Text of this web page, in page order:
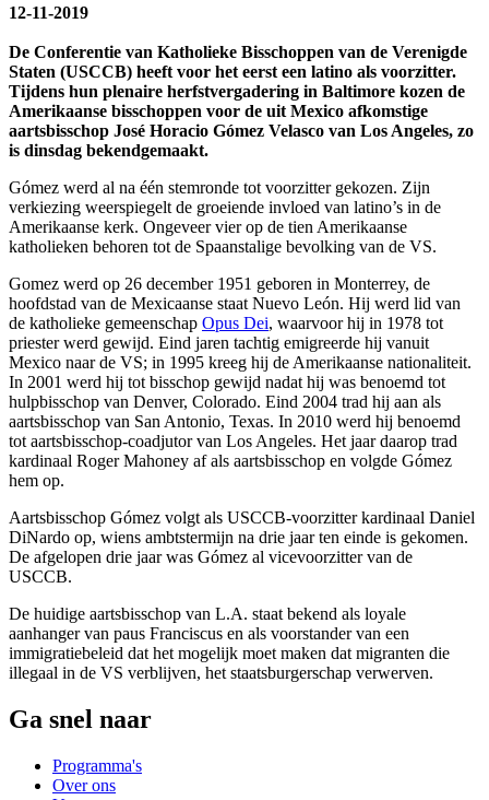
12-11-2019
De Conferentie van Katholieke Bisschoppen van de Verenigde
Staten (USCCB) heeft voor het eerst een latino als voorzitter.
Tijdens hun plenaire herfstvergadering in Baltimore kozen de
Amerikaanse bisschoppen voor de uit Mexico afkomstige
aartsbisschop José Horacio Gómez Velasco van Los Angeles, zo
is dinsdag bekendgemaakt.
Gómez werd al na één stemronde tot voorzitter gekozen. Zijn
verkiezing weerspiegelt de groeiende invloed van latino’s in de
Amerikaanse kerk. Ongeveer vier op de tien Amerikaanse
katholieken behoren tot de Spaanstalige bevolking van de VS.
Gomez werd op 26 december 1951 geboren in Monterrey, de
hoofdstad van de Mexicaanse staat Nuevo León. Hij werd lid van
de katholieke gemeenschap Opus Dei, waarvoor hij in 1978 tot
priester werd gewijd. Eind jaren tachtig emigreerde hij vanuit
Mexico naar de VS; in 1995 kreeg hij de Amerikaanse nationaliteit.
In 2001 werd hij tot bisschop gewijd nadat hij was benoemd tot
hulpbisschop van Denver, Colorado. Eind 2004 trad hij aan als
aartsbisschop van San Antonio, Texas. In 2010 werd hij benoemd
tot aartsbisschop-coadjutor van Los Angeles. Het jaar daarop trad
kardinaal Roger Mahoney af als aartsbisschop en volgde Gómez
hem op.
Aartsbisschop Gómez volgt als USCCB-voorzitter kardinaal Daniel
DiNardo op, wiens ambtstermijn na drie jaar ten einde is gekomen.
De afgelopen drie jaar was Gómez al vicevoorzitter van de
USCCB.
De huidige aartsbisschop van L.A. staat bekend als loyale
aanhanger van paus Franciscus en als voorstander van een
immigratiebeleid dat het mogelijk moet maken dat migranten die
illegaal in de VS verblijven, het staatsburgerschap verwerven.
Ga snel naar
Programma's
Over ons